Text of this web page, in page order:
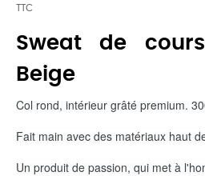
TTC
Sweat de
Beige
Col rond, intérieur grâté premium.
Fait main avec des matériaux haut
Un produit de passion, qui met à